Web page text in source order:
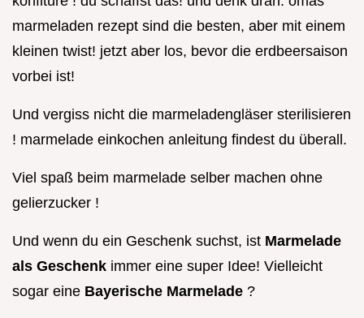
marmeladen rezept sind die besten, aber mit einem
kleinen twist! jetzt aber los, bevor die erdbeersaison
vorbei ist!
Und vergiss nicht die marmeladengläser sterilisieren
! marmelade einkochen anleitung findest du überall.
Viel spaß beim marmelade selber machen ohne
gelierzucker !
Und wenn du ein Geschenk suchst, ist Marmelade
als Geschenk immer eine super Idee! Vielleicht
sogar eine Bayerische Marmelade ?